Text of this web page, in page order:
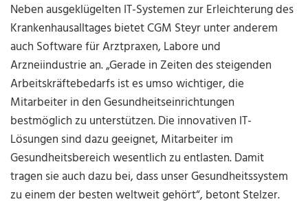
Neben ausgeklügelten IT-Systemen zur Erleichterung des
Krankenhausalltages bietet CGM Steyr unter anderem
auch Software für Arztpraxen, Labore und
Arzneiindustrie an. „Gerade in Zeiten des steigenden
Arbeitskräftebedarfs ist es umso wichtiger, die
Mitarbeiter in den Gesundheitseinrichtungen
bestmöglich zu unterstützen. Die innovativen IT-
Lösungen sind dazu geeignet, Mitarbeiter im
Gesundheitsbereich wesentlich zu entlasten. Damit
tragen sie auch dazu bei, dass unser Gesundheitssystem
zu einem der besten weltweit gehört“, betont Stelzer.